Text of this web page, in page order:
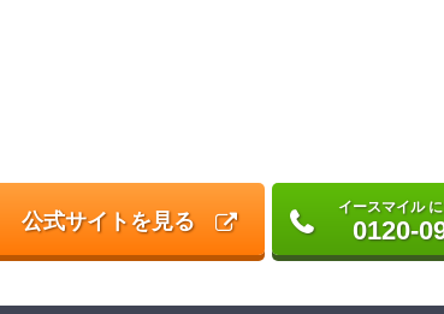
公式サイトを見る
イースマイル
0120-